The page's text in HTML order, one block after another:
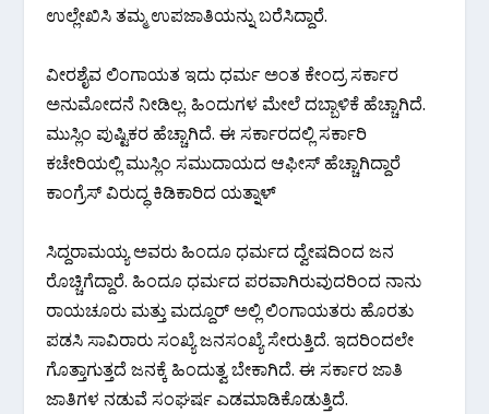
ಉಲ್ಲೇಖಿಸಿ ತಮ್ಮ ಉಪಜಾತಿಯನ್ನು ಬರೆಸಿದ್ದಾರೆ.
ವೀರಶೈವ ಲಿಂಗಾಯತ ಇದು ಧರ್ಮ ಅಂತ ಕೇಂದ್ರ ಸರ್ಕಾರ
ಅನುಮೋದನೆ ನೀಡಿಲ್ಲ. ಹಿಂದುಗಳ ಮೇಲೆ ದಬ್ಬಾಳಿಕೆ ಹೆಚ್ಚಾಗಿದೆ.
ಮುಸ್ಲಿಂ ಪುಷ್ಟಿಕರ ಹೆಚ್ಚಾಗಿದೆ. ಈ ಸರ್ಕಾರದಲ್ಲಿ ಸರ್ಕಾರಿ
ಕಚೇರಿಯಲ್ಲಿ ಮುಸ್ಲಿಂ ಸಮುದಾಯದ ಆಫೀಸ್ ಹೆಚ್ಚಾಗಿದ್ದಾರೆ
ಕಾಂಗ್ರೆಸ್ ವಿರುದ್ಧ ಕಿಡಿಕಾರಿದ ಯತ್ನಾಳ್
ಸಿದ್ದರಾಮಯ್ಯ ಅವರು ಹಿಂದೂ ಧರ್ಮದ ದ್ವೇಷದಿಂದ ಜನ
ರೊಚ್ಚಿಗೆದ್ದಾರೆ. ಹಿಂದೂ ಧರ್ಮದ ಪರವಾಗಿರುವುದರಿಂದ ನಾನು
ರಾಯಚೂರು ಮತ್ತು ಮದ್ದೂರ್ ಅಲ್ಲಿ ಲಿಂಗಾಯತರು ಹೊರತು
ಪಡಸಿ ಸಾವಿರಾರು ಸಂಖ್ಯೆ ಜನಸಂಖ್ಯೆ ಸೇರುತ್ತಿದೆ. ಇದರಿಂದಲೇ
ಗೊತ್ತಾಗುತ್ತದೆ ಜನಕ್ಕೆ ಹಿಂದುತ್ವ ಬೇಕಾಗಿದೆ. ಈ ಸರ್ಕಾರ ಜಾತಿ
ಜಾತಿಗಳ ನಡುವೆ ಸಂಘರ್ಷ ಎಡಮಾಡಿಕೊಡುತ್ತಿದೆ.